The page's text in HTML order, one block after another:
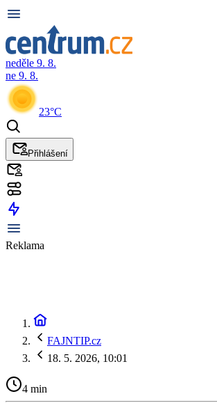
neděle 9. 8.
ne 9. 8.
23°C
Přihlášení
Reklama
FAJNTIP.cz
18. 5. 2026, 10:01
4 min